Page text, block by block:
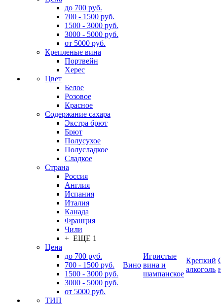
до 700 руб.
700 - 1500 руб.
1500 - 3000 руб.
3000 - 5000 руб.
от 5000 руб.
Крепленые вина
Портвейн
Херес
Цвет
Белое
Розовое
Красное
Содержание сахара
Экстра брют
Брют
Полусухое
Полусладкое
Сладкое
Страна
Россия
Англия
Испания
Италия
Канада
Франция
Чили
+ ЕЩЕ 1
Цена
до 700 руб.
700 - 1500 руб.
1500 - 3000 руб.
3000 - 5000 руб.
от 5000 руб.
ТИП
Вино
Игристые
вина и
шампанское
Крепкий
алкоголь